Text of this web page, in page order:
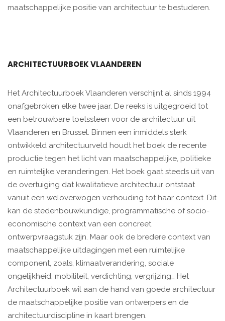
maatschappelijke positie van architectuur te bestuderen.
ARCHITECTUURBOEK VLAANDEREN
Het Architectuurboek Vlaanderen verschijnt al sinds 1994
onafgebroken elke twee jaar. De reeks is uitgegroeid tot
een betrouwbare toetssteen voor de architectuur uit
Vlaanderen en Brussel. Binnen een inmiddels sterk
ontwikkeld architectuurveld houdt het boek de recente
productie tegen het licht van maatschappelijke, politieke
en ruimtelijke veranderingen. Het boek gaat steeds uit van
de overtuiging dat kwalitatieve architectuur ontstaat
vanuit een weloverwogen verhouding tot haar context. Dit
kan de stedenbouwkundige, programmatische of socio-
economische context van een concreet
ontwerpvraagstuk zijn. Maar ook de bredere context van
maatschappelijke uitdagingen met een ruimtelijke
component, zoals, klimaatverandering, sociale
ongelijkheid, mobiliteit, verdichting, vergrijzing… Het
Architectuurboek wil aan de hand van goede architectuur
de maatschappelijke positie van ontwerpers en de
architectuurdiscipline in kaart brengen.